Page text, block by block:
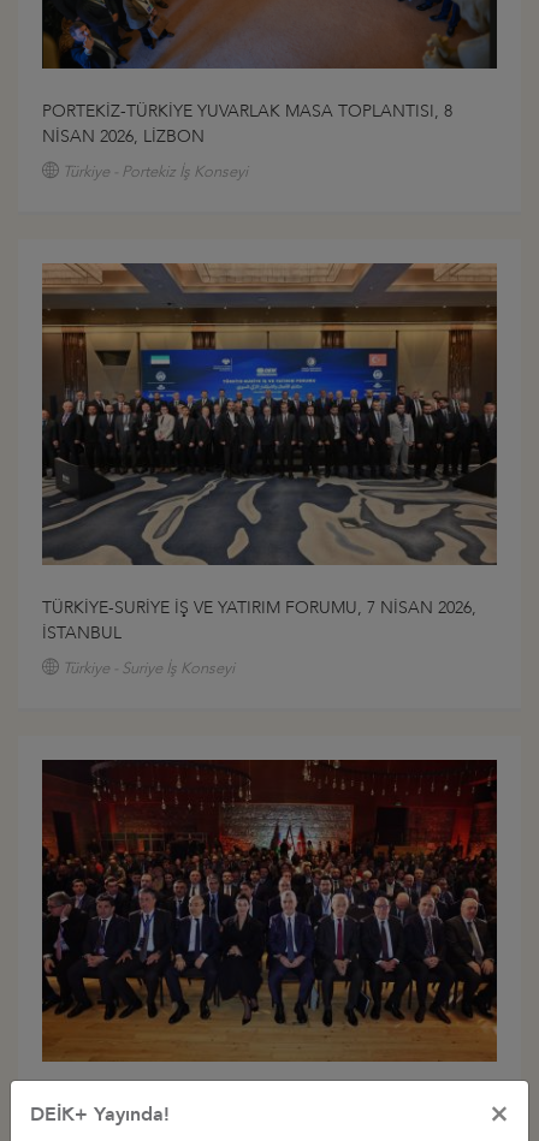
PORTEKİZ-TÜRKİYE YUVARLAK MASA TOPLANTISI, 8
NİSAN 2026, LİZBON
Türkiye - Portekiz İş Konseyi
TÜRKİYE-SURİYE İŞ VE YATIRIM FORUMU, 7 NİSAN 2026,
İSTANBUL
Türkiye - Suriye İş Konseyi
7. TÜRKİYE-AZERBAYCAN-GÜRCİSTAN İŞ FORUMU, 26
ŞUBAT 2026, TSINANDALI-GÜRCİSTAN
DEİK+ Yayında! ×